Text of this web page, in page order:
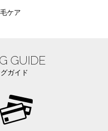
ケア
GUIDE
ガイド